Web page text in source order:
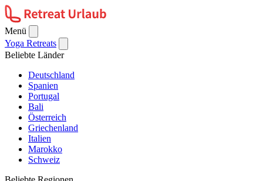
Menü
Yoga Retreats
Beliebte Länder
Deutschland
Spanien
Portugal
Bali
Österreich
Griechenland
Italien
Marokko
Schweiz